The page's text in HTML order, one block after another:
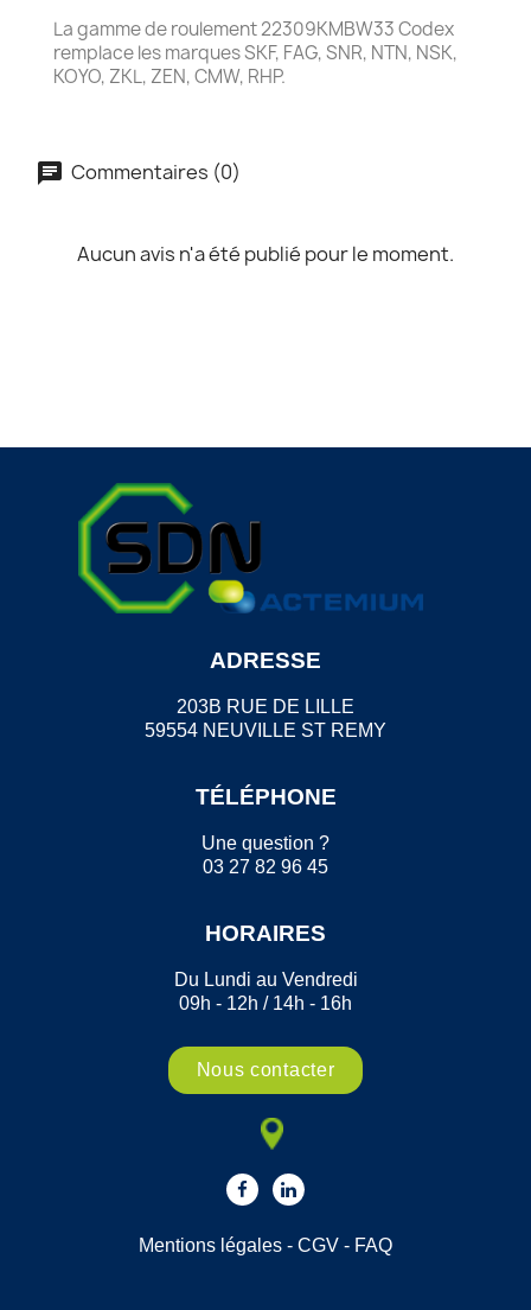
La gamme de roulement 22309KMBW33 Codex
remplace les marques SKF, FAG, SNR, NTN, NSK,
KOYO, ZKL, ZEN, CMW, RHP.
Commentaires (0)
Aucun avis n'a été publié pour le moment.
ADRESSE
203B RUE DE LILLE
59554 NEUVILLE ST REMY
TÉLÉPHONE
Une question ?
03 27 82 96 45
HORAIRES
Du Lundi au Vendredi
09h - 12h / 14h - 16h
Nous contacter
Mentions légales - CGV - FAQ